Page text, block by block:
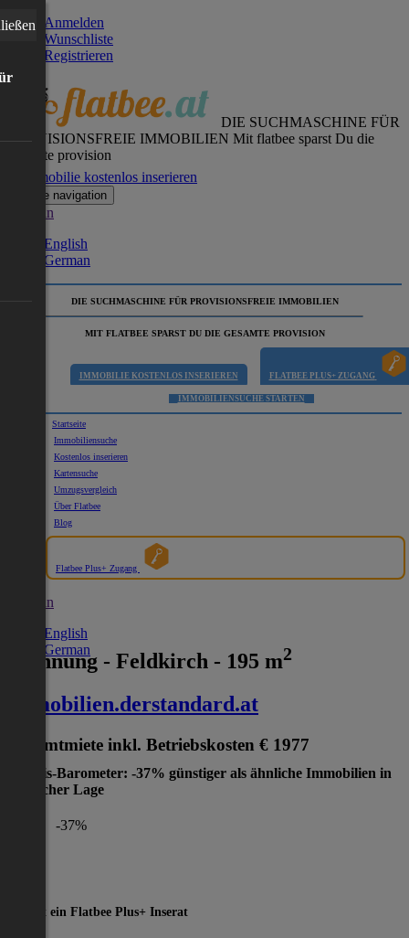
Anmelden
Wunschliste
Registrieren
DIE SUCHMASCHINE FÜR
PROVISIONSFREIE IMMOBILIEN Mit flatbee sparst Du die
gesamte provision
Immobilie kostenlos inserieren
Toggle navigation
German
English
German
DIE SUCHMASCHINE FÜR PROVISIONSFREIE IMMOBILIEN
MIT FLATBEE SPARST DU DIE GESAMTE PROVISION
IMMOBILIE KOSTENLOS INSERIEREN FLATBEE PLUS+ ZUGANG
IMMOBILIENSUCHE STARTEN
Startseite
Immobiliensuche
Kostenlos inserieren
Kartensuche
Umzugsvergleich
Über Flatbee
Blog
Flatbee Plus+ Zugang
German
English
German
Wohnung - Feldkirch - 195 m2
immobilien.derstandard.at
Gesamtmiete inkl. Betriebskosten € 1977
Preis-Barometer: -37% günstiger als ähnliche Immobilien in
gleicher Lage
-37%
Dies ist ein Flatbee Plus+ Inserat